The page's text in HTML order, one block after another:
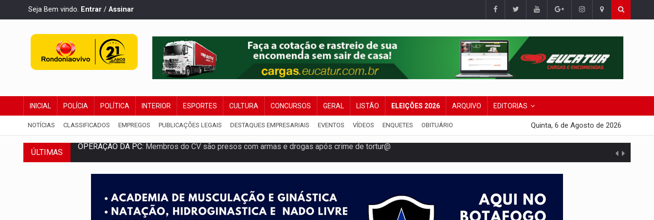
Seja Bem vindo. Entrar / Assinar
INICIAL POLÍCIA POLÍTICA INTERIOR ESPORTES CULTURA CONCURSOS GERAL LISTÃO ELEIÇÕES 2026 ARQUIVO EDITORIAS
NOTÍCIAS CLASSIFICADOS EMPREGOS PUBLICAÇÕES LEGAIS DESTAQUES EMPRESARIAIS EVENTOS VÍDEOS ENQUETES OBITUÁRIO Quinta, 6 de Agosto de 2026
ÚLTIMAS
OPERAÇÃO DA PC:Membros do CV são presos com armas e drogas após crime de tortur@
ENTRADA GRATUITA: Espetáculo As Marias Somos Nós será apresentado na capital
VÍDEO:Três são presos após furto de motocicleta em frente de academia
CELEBRAÇÃO: Cerejeiras completa 43 anos de emancipação com programação esportiva
Anvisa desmente boato sobre presença de plástico ou petróleo em ovos